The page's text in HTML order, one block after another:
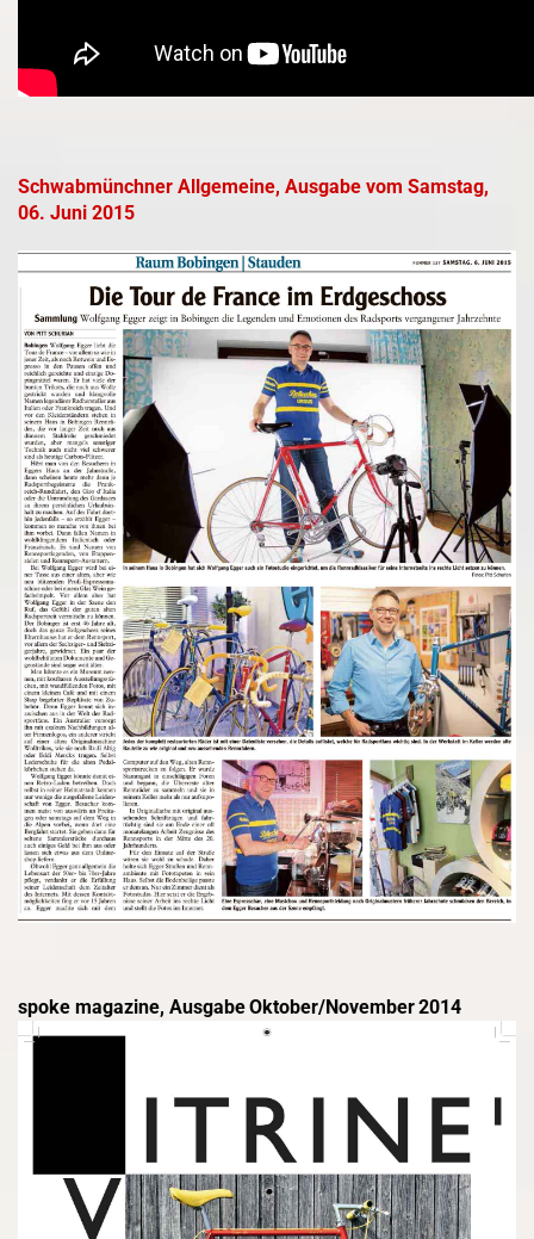
Schwabmünchner Allgemeine, Ausgabe vom Samstag,
06. Juni 2015
spoke magazine, AusgabeOktober/November2014